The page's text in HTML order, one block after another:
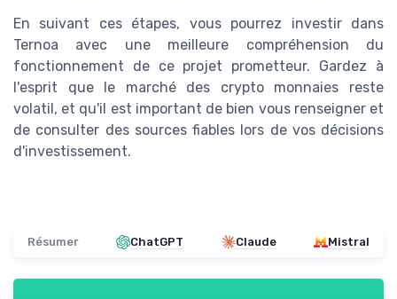
En suivant ces étapes, vous pourrez investir dans
Ternoa avec une meilleure compréhension du
fonctionnement de ce projet prometteur. Gardez à
l'esprit que le marché des crypto monnaies reste
volatil, et qu'il est important de bien vous renseigner et
de consulter des sources fiables lors de vos décisions
d'investissement.
Résumer ChatGPT Claude Mistral